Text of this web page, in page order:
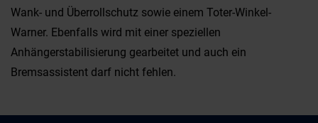
Wank- und Überrollschutz sowie einem Toter-Winkel-
Warner. Ebenfalls wird mit einer speziellen
Anhängerstabilisierung gearbeitet und auch ein
Bremsassistent darf nicht fehlen.